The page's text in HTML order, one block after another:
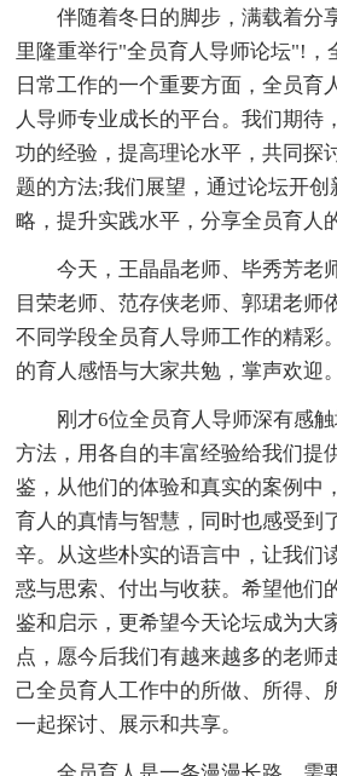
伴随着冬日的脚步，满载着分
里隆重举行"全员育人导师论坛"!，
日常工作的一个重要方面，全员育
人导师专业成长的平台。我们期待
功的经验，提高理论水平，共同探
题的方法;我们展望，通过论坛开创
略，提升实践水平，分享全员育人
今天，王晶晶老师、毕秀芳老
目荣老师、范存侠老师、郭珺老师
不同学段全员育人导师工作的精彩
的育人感悟与大家共勉，掌声欢迎。
刚才6位全员育人导师深有感
方法，用各自的丰富经验给我们提
鉴，从他们的体验和真实的案例中
育人的真情与智慧，同时也感受到
辛。从这些朴实的语言中，让我们
惑与思索、付出与收获。希望他们
鉴和启示，更希望今天论坛成为大
点，愿今后我们有越来越多的老师
己全员育人工作中的所做、所得、
一起探讨、展示和共享。